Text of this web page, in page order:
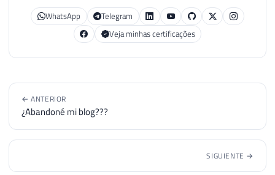
WhatsApp
Telegram
Veja minhas certificações
← ANTERIOR
¿Abandoné mi blog???
SIGUIENTE →